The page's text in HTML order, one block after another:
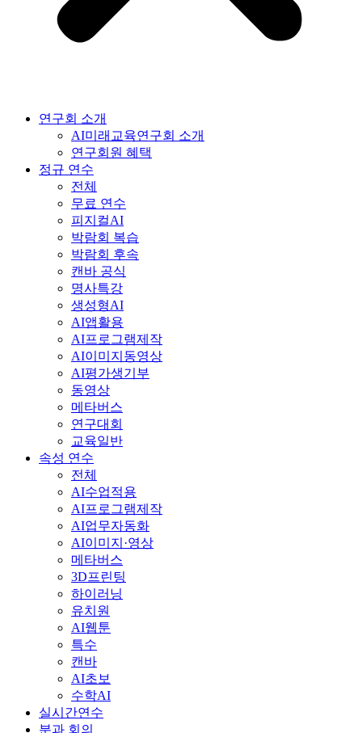
연구회 소개
AI미래교육연구회 소개
연구회원 혜택
정규 연수
전체
무료 연수
피지컬AI
박람회 복습
박람회 후속
캔바 공식
명사특강
생성형AI
AI앱활용
AI프로그램제작
AI이미지동영상
AI평가생기부
동영상
메타버스
연구대회
교육일반
속성 연수
전체
AI수업적용
AI프로그램제작
AI업무자동화
AI이미지·영상
메타버스
3D프린팅
하이러닝
유치원
AI웹툰
특수
캔바
AI초보
수학AI
실시간연수
분과 회의